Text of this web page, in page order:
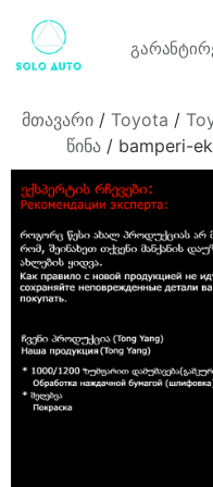
მთავარი / Toyota /
წინა/ bamperi-